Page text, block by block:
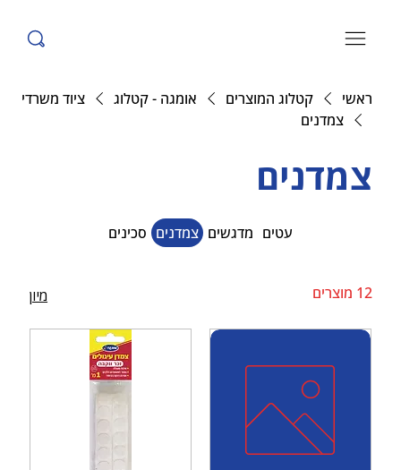
ראשי קטלוג המוצרים אומגה - קטלוג
ציוד משרדי
צמדנים
צמדנים
עטים מדגשים צמדנים סכינים
12 מוצרים מיון